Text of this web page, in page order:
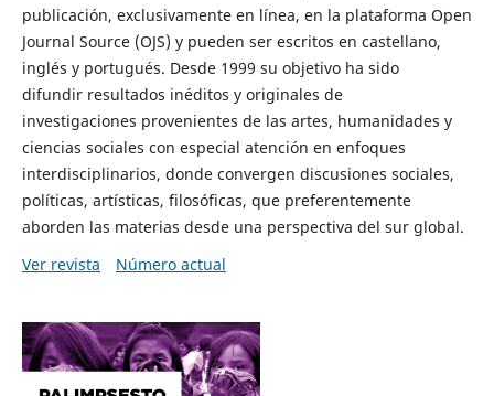
publicación, exclusivamente en línea, en la plataforma Open
Journal Source (OJS) y pueden ser escritos en castellano,
inglés y portugués. Desde 1999 su objetivo ha sido
difundir resultados inéditos y originales de
investigaciones provenientes de las artes, humanidades y
ciencias sociales con especial atención en enfoques
interdisciplinarios, donde convergen discusiones sociales,
políticas, artísticas, filosóficas, que preferentemente
aborden las materias desde una perspectiva del sur global.
Ver revista
Número actual